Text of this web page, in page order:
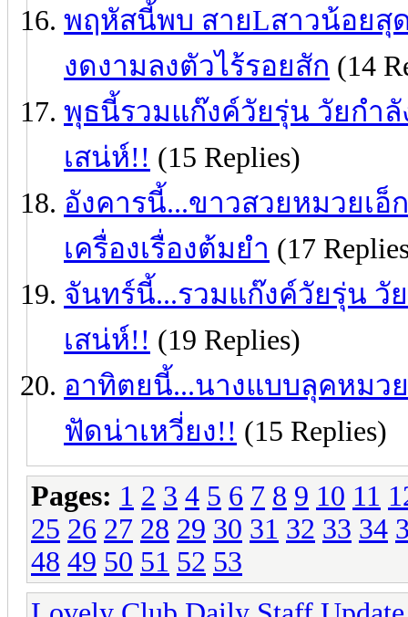
พฤหัสนี้พบ สายLสาวน้อยสุ
งดงามลงตัวไร้รอยสัก (14
พุธนี้รวมแก๊งค์วัยรุ่น วัยกำ
เสน่ห์!! (15 Replies)
อังคารนี้...ขาวสวยหมวยเอ็
เครื่องเรื่องต้มยำ (17
จันทร์นี้...รวมแก๊งค์วัยรุ่น วั
เสน่ห์!! (19 Replies)
อาทิตยนี้...นางแบบลุคหมว
ฟัดน่าเหวี่ยง!! (15 Replies)
Pages: 1 2 3 4 5 6 7 8 9 10 11
25 26 27 28 29 30 31 32 33 34
48 49 50 51 52 53